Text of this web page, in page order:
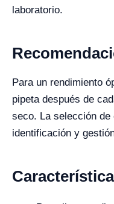
laboratorio.
Para un rendimiento
pipeta después de
seco. La selección de
identificación y